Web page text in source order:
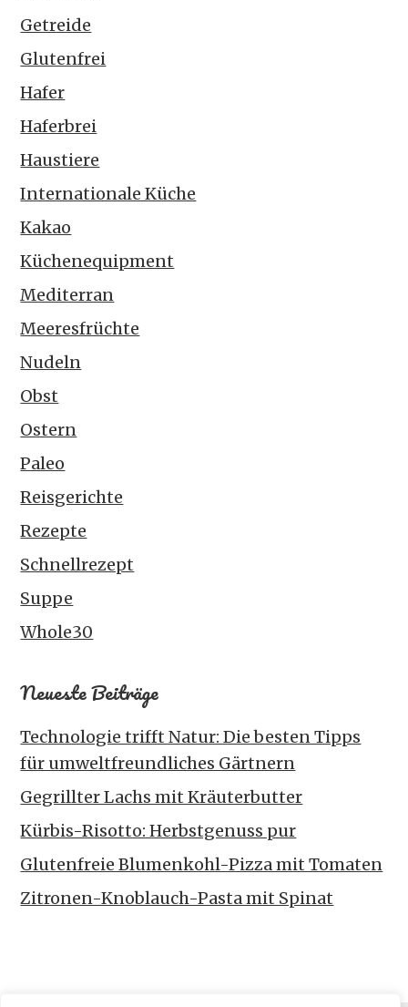
Getreide
Glutenfrei
Hafer
Haferbrei
Haustiere
Internationale Küche
Kakao
Küchenequipment
Mediterran
Meeresfrüchte
Nudeln
Obst
Ostern
Paleo
Reisgerichte
Rezepte
Schnellrezept
Suppe
Whole30
Neueste Beiträge
Technologie trifft Natur: Die besten Tipps
für umweltfreundliches Gärtnern
Gegrillter Lachs mit Kräuterbutter
Kürbis-Risotto: Herbstgenuss pur
Glutenfreie Blumenkohl-Pizza mit Tomaten
Zitronen-Knoblauch-Pasta mit Spinat